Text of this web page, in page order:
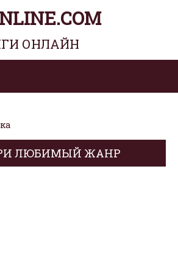
ОНЛАЙН
ЛЮБИМЫЙ ЖАНР